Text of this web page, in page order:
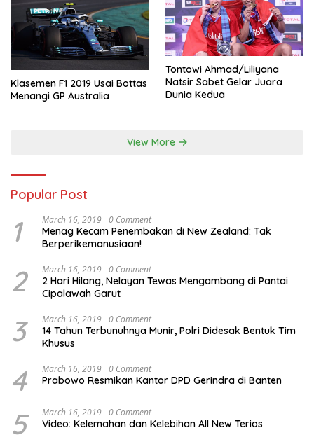
Klasemen F1 2019 Usai Bottas
Menangi GP Australia
Tontowi Ahmad/Liliyana
Natsir Sabet Gelar Juara
Dunia Kedua
View More
Popular Post
1 March 16, 2019 0 Comment
Menag Kecam Penembakan di New Zealand: Tak
Berperikemanusiaan!
2 March 16, 2019 0 Comment
2 Hari Hilang, Nelayan Tewas Mengambang di Pantai
Cipalawah Garut
3 March 16, 2019 0 Comment
14 Tahun Terbunuhnya Munir, Polri Didesak Bentuk Tim
Khusus
4 March 16, 2019 0 Comment
Prabowo Resmikan Kantor DPD Gerindra di Banten
5 March 16, 2019 0 Comment
Video: Kelemahan dan Kelebihan All New Terios